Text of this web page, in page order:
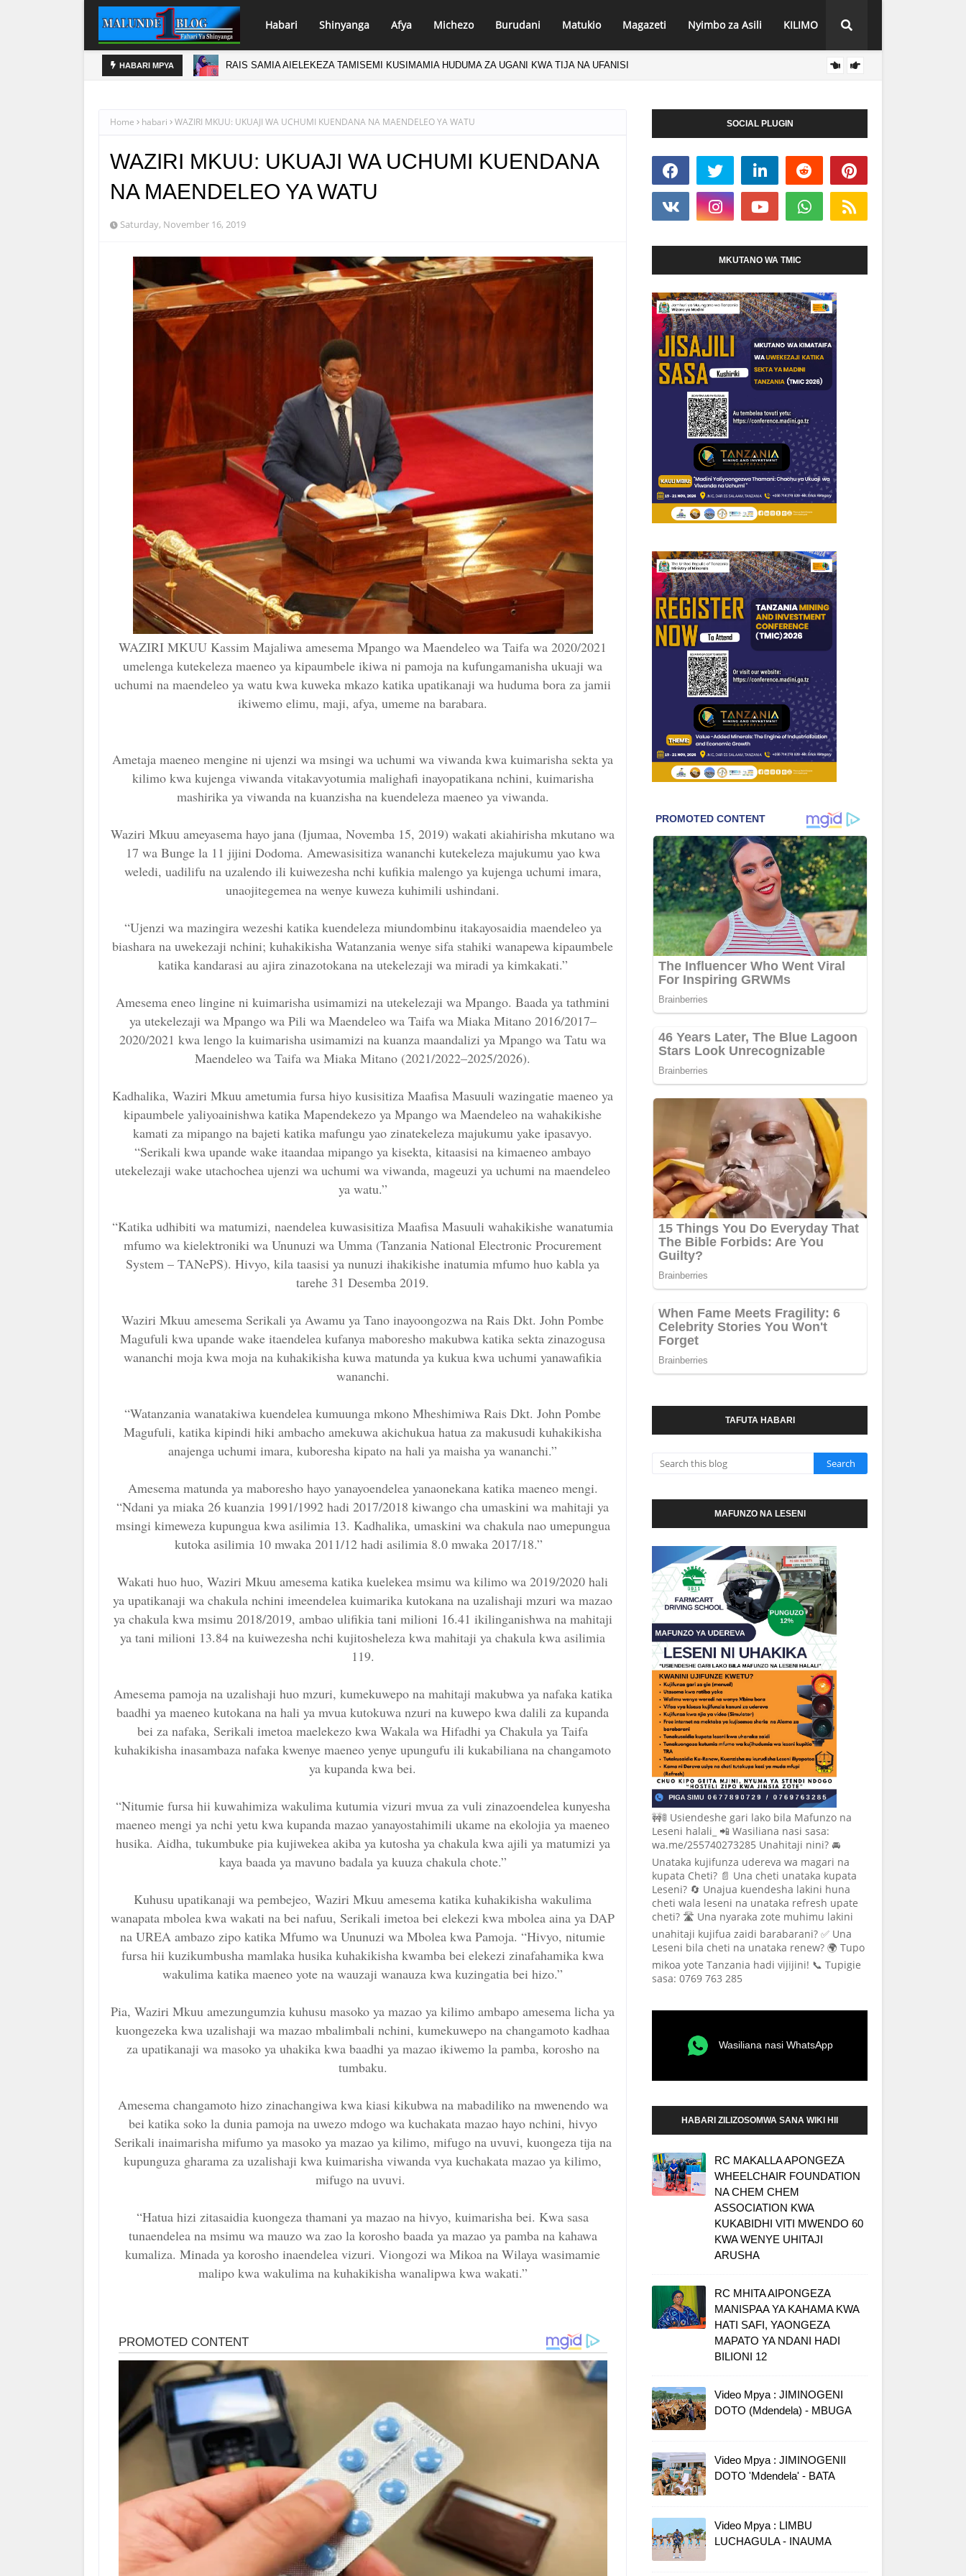
Habari Shinyanga Afya Michezo Burudani Matukio Magazeti Nyimbo za Asili KILIMO
HABARI MPYA RAIS SAMIA AIELEKEZA TAMISEMI KUSIMAMIA HUDUMA ZA UGANI KWA TIJA NA UFANISI
Home habari WAZIRI MKUU: UKUAJI WA UCHUMI KUENDANA NA MAENDELEO YA WATU
WAZIRI MKUU: UKUAJI WA UCHUMI KUENDANA
NA MAENDELEO YA WATU
Saturday, November 16, 2019
WAZIRI MKUU Kassim Majaliwa amesema Mpango wa Maendeleo wa Taifa wa 2020/2021
umelenga kutekeleza maeneo ya kipaumbele ikiwa ni pamoja na kufungamanisha ukuaji wa
uchumi na maendeleo ya watu kwa kuweka mkazo katika upatikanaji wa huduma bora za jamii
ikiwemo elimu, maji, afya, umeme na barabara.
Ametaja maeneo mengine ni ujenzi wa msingi wa uchumi wa viwanda kwa kuimarisha sekta ya
kilimo kwa kujenga viwanda vitakavyotumia malighafi inayopatikana nchini, kuimarisha
mashirika ya viwanda na kuanzisha na kuendeleza maeneo ya viwanda.
Waziri Mkuu ameyasema hayo jana (Ijumaa, Novemba 15, 2019) wakati akiahirisha mkutano wa
17 wa Bunge la 11 jijini Dodoma. Amewasisitiza wananchi kutekeleza majukumu yao kwa
weledi, uadilifu na uzalendo ili kuiwezesha nchi kufikia malengo ya kujenga uchumi imara,
unaojitegemea na wenye kuweza kuhimili ushindani.
“Ujenzi wa mazingira wezeshi katika kuendeleza miundombinu itakayosaidia maendeleo ya
biashara na uwekezaji nchini; kuhakikisha Watanzania wenye sifa stahiki wanapewa kipaumbele
katika kandarasi au ajira zinazotokana na utekelezaji wa miradi ya kimkakati.”
Amesema eneo lingine ni kuimarisha usimamizi na utekelezaji wa Mpango. Baada ya tathmini
ya utekelezaji wa Mpango wa Pili wa Maendeleo wa Taifa wa Miaka Mitano 2016/2017–
2020/2021 kwa lengo la kuimarisha usimamizi na kuanza maandalizi ya Mpango wa Tatu wa
Maendeleo wa Taifa wa Miaka Mitano (2021/2022–2025/2026).
Kadhalika, Waziri Mkuu ametumia fursa hiyo kusisitiza Maafisa Masuuli wazingatie maeneo ya
kipaumbele yaliyoainishwa katika Mapendekezo ya Mpango wa Maendeleo na wahakikishe
kamati za mipango na bajeti katika mafungu yao zinatekeleza majukumu yake ipasavyo.
“Serikali kwa upande wake itaandaa mipango ya kisekta, kitaasisi na kimaeneo ambayo
utekelezaji wake utachochea ujenzi wa uchumi wa viwanda, mageuzi ya uchumi na maendeleo
ya watu.”
“Katika udhibiti wa matumizi, naendelea kuwasisitiza Maafisa Masuuli wahakikishe wanatumia
mfumo wa kielektroniki wa Ununuzi wa Umma (Tanzania National Electronic Procurement
System – TANePS). Hivyo, kila taasisi ya nunuzi ihakikishe inatumia mfumo huo kabla ya
tarehe 31 Desemba 2019.
Waziri Mkuu amesema Serikali ya Awamu ya Tano inayoongozwa na Rais Dkt. John Pombe
Magufuli kwa upande wake itaendelea kufanya maboresho makubwa katika sekta zinazogusa
wananchi moja kwa moja na kuhakikisha kuwa matunda ya kukua kwa uchumi yanawafikia
wananchi.
“Watanzania wanatakiwa kuendelea kumuunga mkono Mheshimiwa Rais Dkt. John Pombe
Magufuli, katika kipindi hiki ambacho amekuwa akichukua hatua za makusudi kuhakikisha
anajenga uchumi imara, kuboresha kipato na hali ya maisha ya wananchi.”
Amesema matunda ya maboresho hayo yanayoendelea yanaonekana katika maeneo mengi.
“Ndani ya miaka 26 kuanzia 1991/1992 hadi 2017/2018 kiwango cha umaskini wa mahitaji ya
msingi kimeweza kupungua kwa asilimia 13. Kadhalika, umaskini wa chakula nao umepungua
kutoka asilimia 10 mwaka 2011/12 hadi asilimia 8.0 mwaka 2017/18.”
Wakati huo huo, Waziri Mkuu amesema katika kuelekea msimu wa kilimo wa 2019/2020 hali
ya upatikanaji wa chakula nchini imeendelea kuimarika kutokana na uzalishaji mzuri wa mazao
ya chakula kwa msimu 2018/2019, ambao ulifikia tani milioni 16.41 ikilinganishwa na mahitaji
ya tani milioni 13.84 na kuiwezesha nchi kujitosheleza kwa mahitaji ya chakula kwa asilimia
119.
Amesema pamoja na uzalishaji huo mzuri, kumekuwepo na mahitaji makubwa ya nafaka katika
baadhi ya maeneo kutokana na hali ya mvua kutokuwa nzuri na kuwepo kwa dalili za kupanda
bei za nafaka, Serikali imetoa maelekezo kwa Wakala wa Hifadhi ya Chakula ya Taifa
kuhakikisha inasambaza nafaka kwenye maeneo yenye upungufu ili kukabiliana na changamoto
ya kupanda kwa bei.
“Nitumie fursa hii kuwahimiza wakulima kutumia vizuri mvua za vuli zinazoendelea kunyesha
maeneo mengi ya nchi yetu kwa kupanda mazao yanayostahimili ukame na ekolojia ya maeneo
husika. Aidha, tukumbuke pia kujiwekea akiba ya kutosha ya chakula kwa ajili ya matumizi ya
kaya baada ya mavuno badala ya kuuza chakula chote.”
Kuhusu upatikanaji wa pembejeo, Waziri Mkuu amesema katika kuhakikisha wakulima
wanapata mbolea kwa wakati na bei nafuu, Serikali imetoa bei elekezi kwa mbolea aina ya DAP
na UREA ambazo zipo katika Mfumo wa Ununuzi wa Mbolea kwa Pamoja. “Hivyo, nitumie
fursa hii kuzikumbusha mamlaka husika kuhakikisha kwamba bei elekezi zinafahamika kwa
wakulima katika maeneo yote na wauzaji wanauza kwa kuzingatia bei hizo.”
Pia, Waziri Mkuu amezungumzia kuhusu masoko ya mazao ya kilimo ambapo amesema licha ya
kuongezeka kwa uzalishaji wa mazao mbalimbali nchini, kumekuwepo na changamoto kadhaa
za upatikanaji wa masoko ya uhakika kwa baadhi ya mazao ikiwemo la pamba, korosho na
tumbaku.
Amesema changamoto hizo zinachangiwa kwa kiasi kikubwa na mabadiliko na mwenendo wa
bei katika soko la dunia pamoja na uwezo mdogo wa kuchakata mazao hayo nchini, hivyo
Serikali inaimarisha mifumo ya masoko ya mazao ya kilimo, mifugo na uvuvi, kuongeza tija na
kupunguza gharama za uzalishaji kwa kuimarisha viwanda vya kuchakata mazao ya kilimo,
mifugo na uvuvi.
“Hatua hizi zitasaidia kuongeza thamani ya mazao na hivyo, kuimarisha bei. Kwa sasa
tunaendelea na msimu wa mauzo wa zao la korosho baada ya mazao ya pamba na kahawa
kumaliza. Minada ya korosho inaendelea vizuri. Viongozi wa Mikoa na Wilaya wasimamie
malipo kwa wakulima na kuhakikisha wanalipwa kwa wakati.”
SOCIAL PLUGIN
MKUTANO WA TMIC
TAFUTA HABARI
MAFUNZO NA LESENI
🚧🚦 Usiendeshe gari lako bila Mafunzo na
Leseni halali_ 📲 Wasiliana nasi sasa:
wa.me/255740273285 Unahitaji nini? 🚘
Unataka kujifunza udereva wa magari na
kupata Cheti? 📄 Una cheti unataka kupata
Leseni? 🔄 Unajua kuendesha lakini huna
cheti wala leseni na unataka refresh upate
cheti? 🛣️ Una nyaraka zote muhimu lakini
unahitaji kujifua zaidi barabarani? ✅ Una
Leseni bila cheti na unataka renew? 🌍 Tupo
mikoa yote Tanzania hadi vijijini! 📞 Tupigie
sasa: 0769 763 285
Wasiliana nasi WhatsApp
HABARI ZILIZOSOMWA SANA WIKI HII
RC MAKALLA APONGEZA
WHEELCHAIR FOUNDATION
NA CHEM CHEM
ASSOCIATION KWA
KUKABIDHI VITI MWENDO 60
KWA WENYE UHITAJI
ARUSHA
RC MHITA AIPONGEZA
MANISPAA YA KAHAMA KWA
HATI SAFI, YAONGEZA
MAPATO YA NDANI HADI
BILIONI 12
Video Mpya : JIMINOGENI
DOTO (Mdendela) - MBUGA
Video Mpya : JIMINOGENII
DOTO 'Mdendela' - BATA
Video Mpya : LIMBU
LUCHAGULA - INAUMA